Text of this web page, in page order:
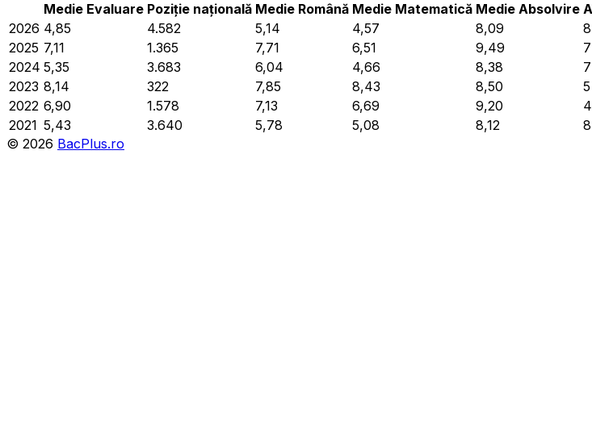
Medie Evaluare Poziție națională Medie Română Medie Matematică Medie Absolvire
2026 4,85 4.582 5,14 4,57 8,09
8
2025 7,11 1.365 7,71 6,51 9,49
7
2024 5,35 3.683 6,04 4,66 8,38
7
2023 8,14 322 7,85 8,43 8,50
5
2022 6,90 1.578 7,13 6,69 9,20
4
2021 5,43 3.640 5,78 5,08 8,12
8
© 2026 BacPlus.ro